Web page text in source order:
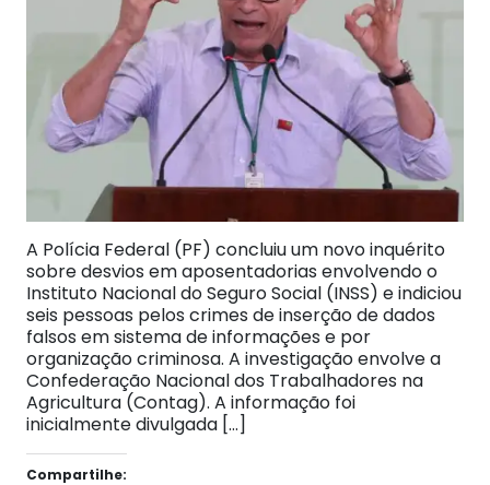
A Polícia Federal (PF) concluiu um novo inquérito
sobre desvios em aposentadorias envolvendo o
Instituto Nacional do Seguro Social (INSS) e indiciou
seis pessoas pelos crimes de inserção de dados
falsos em sistema de informações e por
organização criminosa. A investigação envolve a
Confederação Nacional dos Trabalhadores na
Agricultura (Contag). A informação foi
inicialmente divulgada […]
Compartilhe: